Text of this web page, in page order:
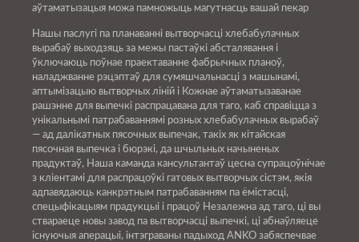
аўтаматызацыя можа памножыць магутнасць вашай пекар
Нашы паслугі па планаванні вытворчасці хлебабулачных
вырабаў выходзяць за межы пастаўкі абсталявання і
ўключаюць поўнае праектаванне фабрычных планоў,
наладжванне рэцэптаў для сумяшчальнасці з машынамі,
аптымізацыю вытворчых ліній і Кожнае аўтаматызаванае
рашэнне для выпечкі распрацавана для таго, каб справіцца з
унікальнымі патрабаваннямі розных хлебабулачных вырабаў
— ад далікатных пясочных выпечак, такіх як кітайская
пясочная выпечка і бюрэкі, да шчыльных начыненых
прадуктаў, Наша каманда кансультантаў цесна супрацоўнічае
з кліентамі для распрацоўкі гатовых вытворчых сістэм, якія
адпавядаюць канкрэтным патрабаванням па ёмістасці,
спецыфікацыям прадукцыі і працоў Незалежна ад таго, ці вы
ствараеце новы завод па вытворчасці выпечкі, ці абнаўляеце
існуючыя аперацыі, інтэграваны падыход ANKO забяспечвае